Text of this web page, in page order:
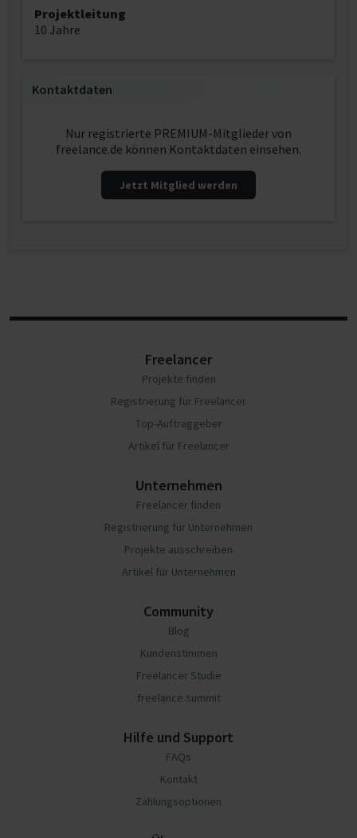
Projektleitung
10 Jahre
Kontaktdaten
Nur registrierte PREMIUM-Mitglieder von
freelance.de können Kontaktdaten einsehen.
Jetzt Mitglied werden
Freelancer
Projekte finden
Registrierung für Freelancer
Top-Auftraggeber
Artikel für Freelancer
Unternehmen
Freelancer finden
Registrierung für Unternehmen
Projekte ausschreiben
Artikel für Unternehmen
Community
Blog
Kundenstimmen
Freelancer Studie
freelance summit
Hilfe und Support
FAQs
Kontakt
Zahlungsoptionen